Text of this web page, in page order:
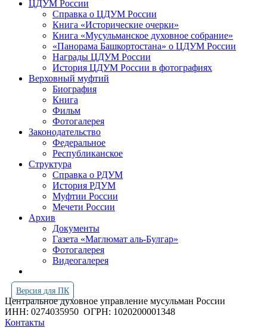
ЦДУМ России
Справка о ЦДУМ России
Книга «Исторические очерки»
Книга «Мусульманское духовное собрание»
«Панорама Башкортостана» о ЦДУМ России
Награды ЦДУМ России
История ЦДУМ России в фотографиях
Верховный муфтий
Биография
Книга
Фильм
Фотогалерея
Законодательство
Федеральное
Республиканское
Структура
Справка о РДУМ
История РДУМ
Муфтии России
Мечети России
Архив
Документы
Газета «Маглюмат аль-Булгар»
Фотогалерея
Видеогалерея
Версия для ПК
Центральное духовное управление мусульман России
ИНН: 0274035950 ОГРН: 1020200001348
Контакты